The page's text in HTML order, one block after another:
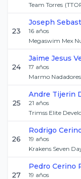
Team Torres (
23
Joseph
16 años
Megaswim Mex
24
Jaime Jesus
17 años
Marmo Nadadores
25
Andre Tijerin
21 años
Trimss Elite
26
Rodrigo
19 años
Krakens Seven
27
Pedro Cerino
19 años